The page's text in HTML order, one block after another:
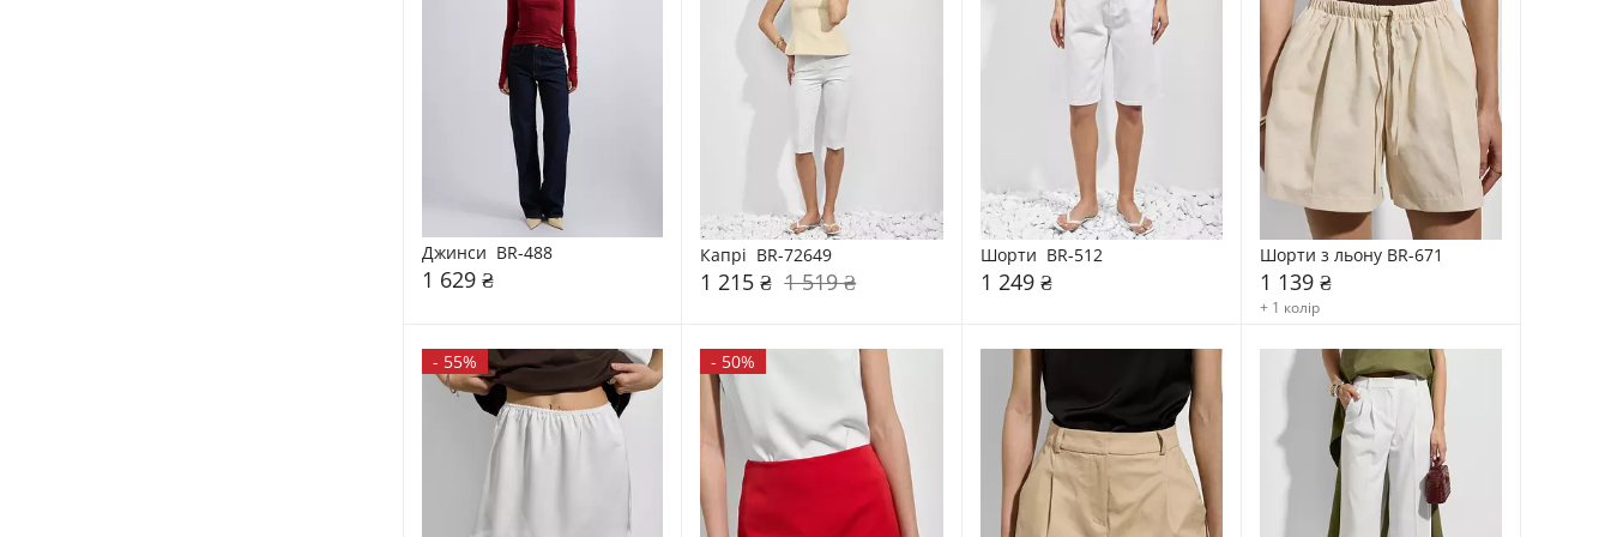
Джинси  BR-488
1 629 ₴
Капрі  BR-72649
1 215 ₴ 1 519 ₴
Шорти  BR-512
1 249 ₴
Шорти з льону BR-671
1 139 ₴
+ 1 колір
- 55% - 50%